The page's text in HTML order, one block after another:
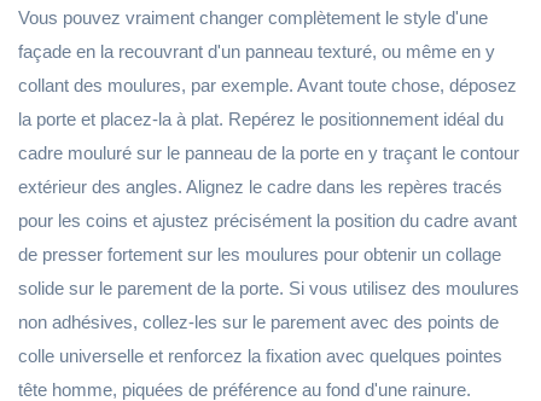
Vous pouvez vraiment changer complètement le style d'une
façade en la recouvrant d'un panneau texturé, ou même en y
collant des moulures, par exemple. Avant toute chose, déposez
la porte et placez-la à plat. Repérez le positionnement idéal du
cadre mouluré sur le panneau de la porte en y traçant le contour
extérieur des angles. Alignez le cadre dans les repères tracés
pour les coins et ajustez précisément la position du cadre avant
de presser fortement sur les moulures pour obtenir un collage
solide sur le parement de la porte. Si vous utilisez des moulures
non adhésives, collez-les sur le parement avec des points de
colle universelle et renforcez la fixation avec quelques pointes
tête homme, piquées de préférence au fond d'une rainure.